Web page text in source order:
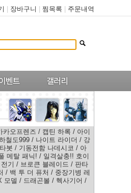
장바구니 찜목록 주문내역
카오프렌즈 / 캡틴 하록 / 아이
철도999 / 나이트 라이더 / 강
봇 / 기동전함 나데시코 / 아
메탈 패닉! / 일격살충!! 호이
기 / 브로큰 블레이드 / 판타
/ 백 투 더 퓨처 / 중장기병 레
모델 / 드래곤볼 / 헥사기어 /